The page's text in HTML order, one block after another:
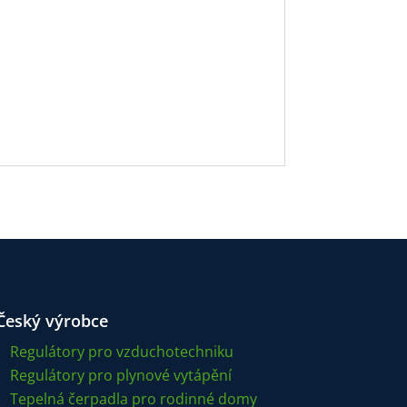
výrobce
Regulátory pro vzduchotechniku
Regulátory pro plynové vytápění
Tepelná čerpadla pro rodinné domy